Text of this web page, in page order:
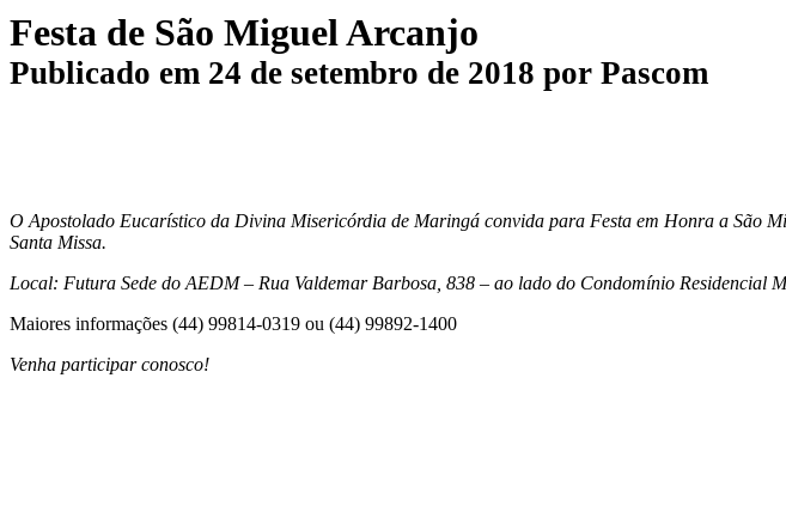
Festa de São Miguel Arcanjo
Publicado em 24 de setembro de 2018 por Pascom
O Apostolado Eucarístico da Divina Misericórdia de Maringá convida para Festa em Honra a São
Santa Missa.
Local: Futura Sede do AEDM – Rua Valdemar Barbosa, 838 – ao lado do Condomínio Residencial
Maiores informações (44) 99814-0319 ou (44) 99892-1400
Venha participar conosco!